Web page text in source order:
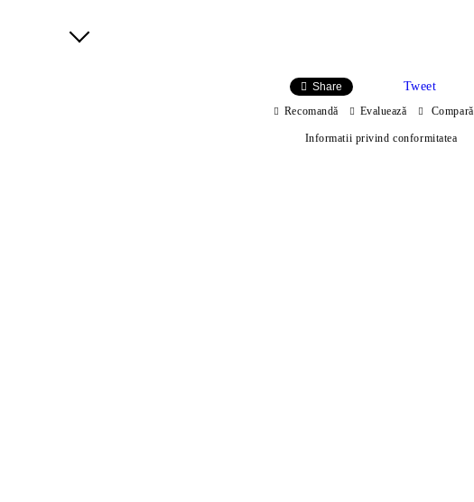
Share Tweet
Recomandă Evaluează Compară
Informatii privind conformitatea